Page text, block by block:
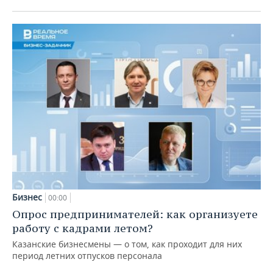
Бизнес 00:00
Опрос предпринимателей: как организуете
работу с кадрами летом?
Казанские бизнесмены — о том, как проходит для них
период летних отпусков персонала